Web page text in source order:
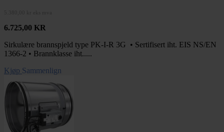
6.725,00 KR
Sirkulære brannspjeld type PK-I-R 3G • Sertifisert iht. EIS NS/EN
1366-2 • Brannklasse iht.....
Kjøp Sammenlign